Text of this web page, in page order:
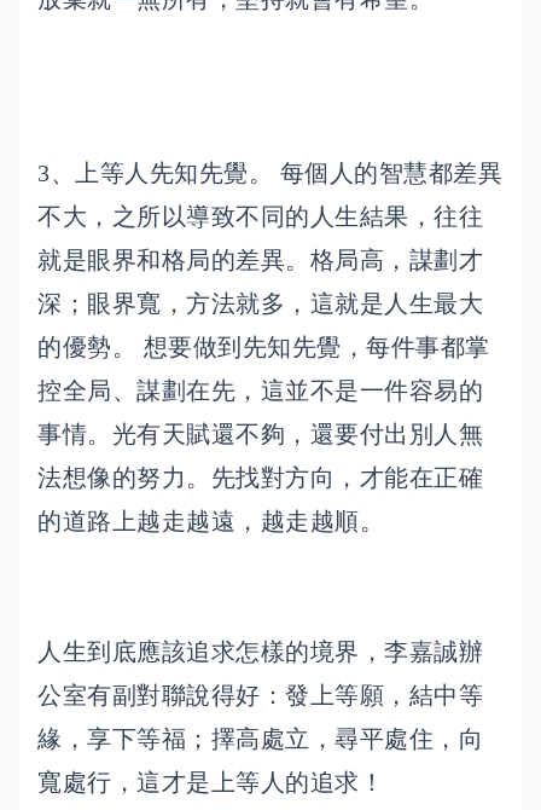
3、上等人先知先覺。 每個人的智慧都差異
不大，之所以導致不同的人生結果，往往
就是眼界和格局的差異。格局高，謀劃才
深；眼界寬，方法就多，這就是人生最大
的優勢。 想要做到先知先覺，每件事都掌
控全局、謀劃在先，這並不是一件容易的
事情。光有天賦還不夠，還要付出別人無
法想像的努力。先找對方向，才能在正確
的道路上越走越遠，越走越順。
人生到底應該追求怎樣的境界，李嘉誠辦
公室有副對聯說得好：發上等願，結中等
緣，享下等福；擇高處立，尋平處住，向
寬處行，這才是上等人的追求！